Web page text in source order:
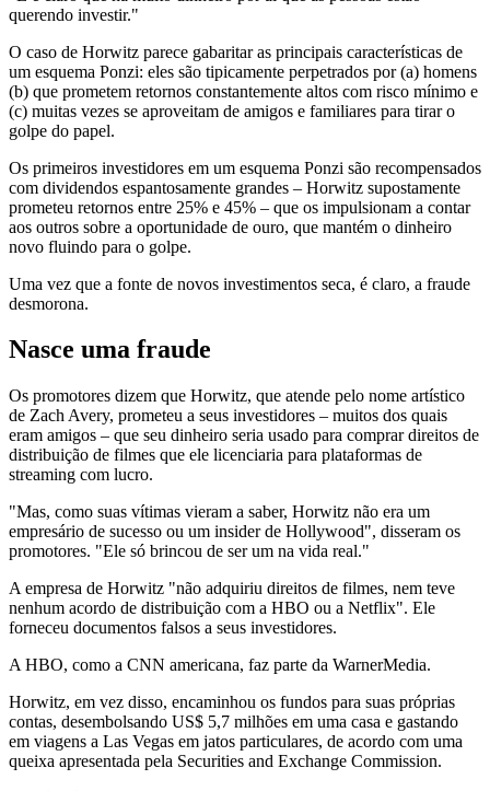
querendo investir."
O caso de Horwitz parece gabaritar as principais características de
um esquema Ponzi: eles são tipicamente perpetrados por (a) homens
(b) que prometem retornos constantemente altos com risco mínimo e
(c) muitas vezes se aproveitam de amigos e familiares para tirar o
golpe do papel.
Os primeiros investidores em um esquema Ponzi são recompensados
​​com dividendos espantosamente grandes – Horwitz supostamente
prometeu retornos entre 25% e 45% – que os impulsionam a contar
aos outros sobre a oportunidade de ouro, que mantém o dinheiro
novo fluindo para o golpe.
Uma vez que a fonte de novos investimentos seca, é claro, a fraude
desmorona.
Nasce uma fraude
Os promotores dizem que Horwitz, que atende pelo nome artístico
de Zach Avery, prometeu a seus investidores – muitos dos quais
eram amigos – que seu dinheiro seria usado para comprar direitos de
distribuição de filmes que ele licenciaria para plataformas de
streaming com lucro.
"Mas, como suas vítimas vieram a saber, Horwitz não era um
empresário de sucesso ou um insider de Hollywood", disseram os
promotores. "Ele só brincou de ser um na vida real."
A empresa de Horwitz "não adquiriu direitos de filmes, nem teve
nenhum acordo de distribuição com a HBO ou a Netflix". Ele
forneceu documentos falsos a seus investidores.
A HBO, como a CNN americana, faz parte da WarnerMedia.
Horwitz, em vez disso, encaminhou os fundos para suas próprias
contas, desembolsando US$ 5,7 milhões em uma casa e gastando
em viagens a Las Vegas em jatos particulares, de acordo com uma
queixa apresentada pela Securities and Exchange Commission.